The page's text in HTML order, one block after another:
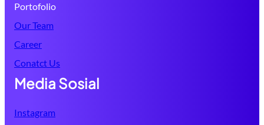
Portofolio
Our Team
Career
Conatct Us
Media Sosial
Instagram